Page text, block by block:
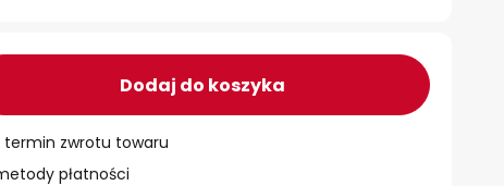
Dodaj do koszyka
zwrotu towaru
płatności